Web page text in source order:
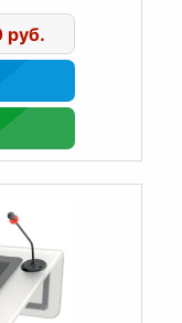
руб.